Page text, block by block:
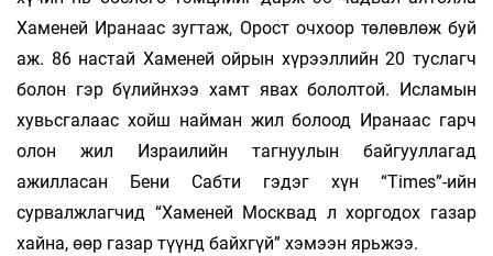
Хаменей Иранаас зугтаж, Орост очхоор төлөвлөж буй
аж. 86 настай Хаменей ойрын хүрээллийн 20 туслагч
болон гэр бүлийнхээ хамт явах бололтой. Исламын
хувьсгалаас хойш найман жил болоод Иранаас гарч
олон жил Израилийн тагнуулын байгууллагад
ажилласан Бени Сабти гэдэг хүн “Times”-ийн
сурвалжлагчид “Хаменей Москвад л хоргодох газар
хайна, өөр газар түүнд байхгүй” хэмээн ярьжээ.